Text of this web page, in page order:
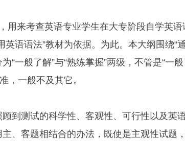
来考查英语专业学生在大专阶段自学英语
语语法”教材为依据。为此。本大纲围绕“
“一般了解”与“熟练掌握”两级，不管是“一
，一般不及其它。
测试的科学性、客观性、可行性以及英
、客题相结合的办法，既使是主观性试题